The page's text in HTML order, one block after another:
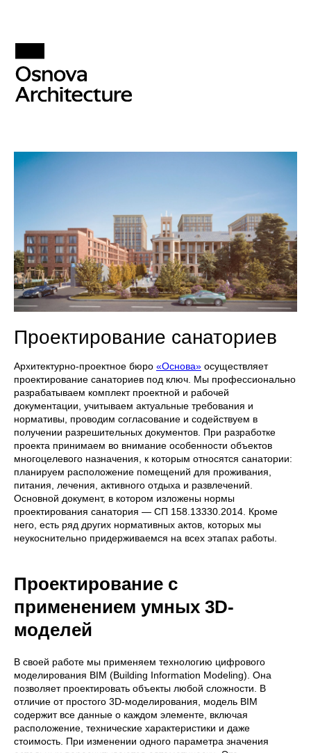
Проектирование санаториев
Архитектурно-проектное бюро «Основа» осуществляет
проектирование санаториев под ключ. Мы профессионально
разрабатываем комплект проектной и рабочей
документации, учитываем актуальные требования и
нормативы, проводим согласование и содействуем в
получении разрешительных документов. При разработке
проекта принимаем во внимание особенности объектов
многоцелевого назначения, к которым относятся санатории:
планируем расположение помещений для проживания,
питания, лечения, активного отдыха и развлечений.
Основной документ, в котором изложены нормы
проектирования санатория — СП 158.13330.2014. Кроме
него, есть ряд других нормативных актов, которых мы
неукоснительно придерживаемся на всех этапах работы.
Проектирование с
применением умных 3D-
моделей
В своей работе мы применяем технологию цифрового
моделирования BIM (Building Information Modeling). Она
позволяет проектировать объекты любой сложности. В
отличие от простого 3D-моделирования, модель BIM
содержит все данные о каждом элементе, включая
расположение, технические характеристики и даже
стоимость. При изменении одного параметра значения